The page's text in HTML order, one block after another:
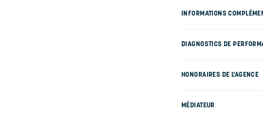
INFORMATIONS
DIAGNOSTICS DE
HONORAIRES DE L'AGENCE
MÉDIATEUR